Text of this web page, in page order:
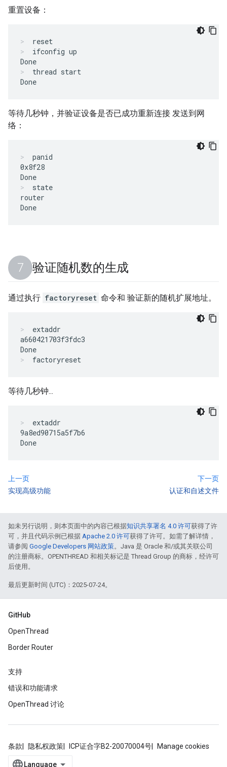
重置设备：
reset
ifconfig up
thread start
等待几秒钟，并验证设备是否已成功重新连接 发送到网
络：
panid
0x8f28
state
router
验证随机数的生成
通过执行 factoryreset 命令和 验证新的随机扩展地址。
extaddr
a660421703f3fdc3
factoryreset
等待几秒钟...
extaddr
9a8ed90715a5f7b6
上一页
实现高级功能
下一页
认证和自述文件
如未另行说明，则本页面中的内容已根据知识共享署名 4.0 许可获得了许
可，并且代码示例已根据 Apache 2.0 许可获得了许可。如需了解详情，
请参阅 Google Developers 网站政策。Java 是 Oracle 和/或其关联公司
的注册商标。OPENTHREAD 和相关标记是 Thread Group 的商标，经许可
后使用。
最后更新时间 (UTC)：2025-07-24。
GitHub
OpenThread
Border Router
支持
错误和功能请求
OpenThread 讨论
条款 隐私权政策 ICP证合字B2-20070004号 Manage cookies